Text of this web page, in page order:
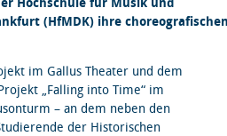
Hochschule für Musik und
(HfMDK) ihre choreografischen
im Gallus Theater und dem
„Falling into Time“ im
– an dem neben den
der Historischen